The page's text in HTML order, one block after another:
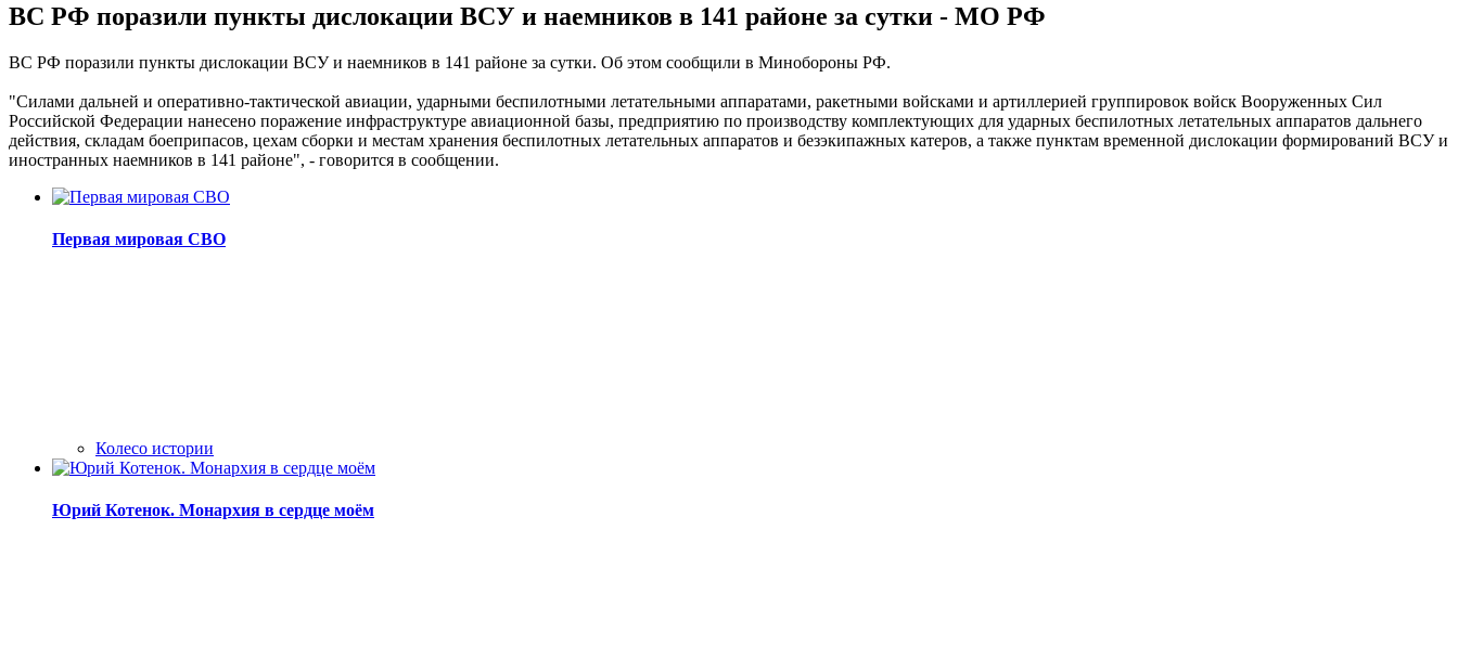
ВС РФ поразили пункты дислокации ВСУ и наемников в 141 районе за сутки - МО РФ
ВС РФ поразили пункты дислокации ВСУ и наемников в 141 районе за сутки. Об этом сообщили в Минобороны РФ.
"Силами дальней и оперативно-тактической авиации, ударными беспилотными летательными аппаратами, ракетными войсками и артиллерией группировок войск Вооруженных Сил
Российской Федерации нанесено поражение инфраструктуре авиационной базы, предприятию по производству комплектующих для ударных беспилотных летательных аппаратов дальнего
действия, складам боеприпасов, цехам сборки и местам хранения беспилотных летательных аппаратов и безэкипажных катеров, а также пунктам временной дислокации формирований ВСУ и
иностранных наемников в 141 районе", - говорится в сообщении.
Первая мировая СВО
Колесо истории
Юрий Котенок. Монархия в сердце моём